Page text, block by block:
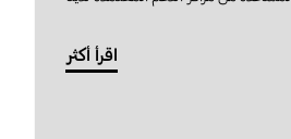
اقرأ أكثر